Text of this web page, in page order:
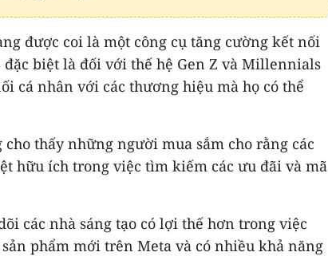
được coi là một công cụ tăng cường kết nối
biệt là đối với thế hệ Gen Z và Millennials
cá nhân với các thương hiệu mà họ có thể
cho thấy những người mua sắm cho rằng các
hữu ích trong việc tìm kiếm các ưu đãi và mã
các nhà sáng tạo có lợi thế hơn trong việc
phẩm mới trên Meta và có nhiều khả năng